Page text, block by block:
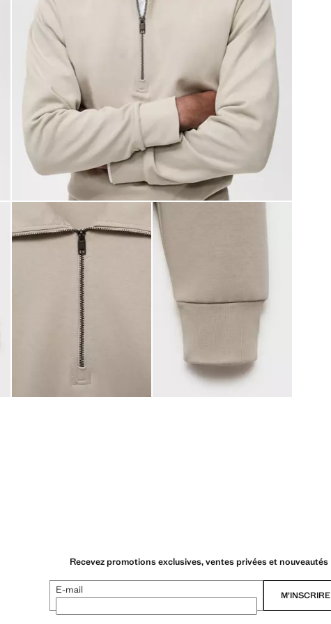
Recevez promotions exclusives, ventes privées et nouveautés
E-mail M’INSCRIRE